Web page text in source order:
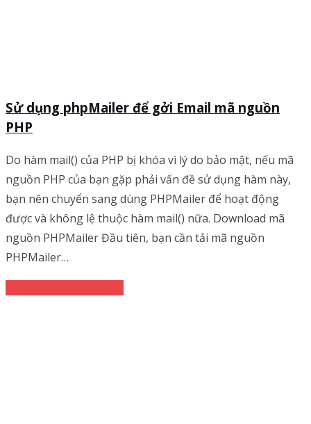
Sử dụng phpMailer để gởi Email mã nguồn
PHP
Do hàm mail() của PHP bị khóa vì lý do bảo mật, nếu mã
nguồn PHP của bạn gặp phải vấn đề sử dụng hàm này,
bạn nên chuyển sang dùng PHPMailer để hoạt động
được và không lệ thuộc hàm mail() nữa. Download mã
nguồn PHPMailer Đầu tiên, bạn cần tải mã nguồn
PHPMailer…